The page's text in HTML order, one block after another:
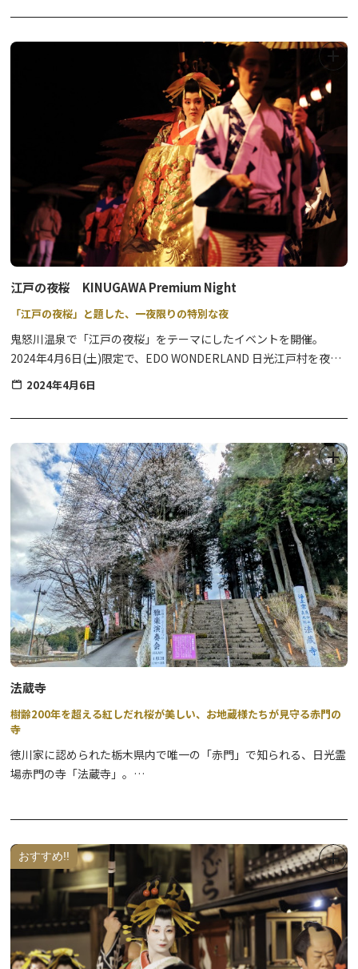
の機会にぜひお立ち寄りください。
きぬ姫飾り展示(つるし雛)
場所：鬼怒川・川治温泉観光情報センター
◆ご宿泊のお客様限定◆お雛さま及びつるし雛展示
期間：2026年2月1日～3月3日
場所：鬼怒川温泉 参加のホテル、旅館
※参加ホテル・旅館では、つるし雛やお雛様を展示し、ご宿泊のお
客様をお迎えいたします。
江戸の夜桜 KINUGAWA Premium Night
「江戸の夜桜」と題した、一夜限りの特別な夜
鬼怒川温泉で「江戸の夜桜」をテーマにしたイベントを開催。
2024年4月6日(土)限定で、EDO WONDERLAND 日光江戸村を夜間
特別に開村します。
WONDERLAND では武家文化を体験してみませんか。
※夜間のEDO WONDERLAND入村には、特別チケットが必要で
す。(通常の一日券ではご入村いただけません）
2024年4月6日
法蔵寺
樹齢200年を超える紅しだれ桜が美しい、お地蔵様たちが見守る赤門の
寺
徳川家に認められた栃木県内で唯一の「赤門」で知られる、日光霊
場赤門の寺「法蔵寺」。
写経や写仏、念仏、瞑想が体験できますので、非日常体験としてい
かがですか？
※詳細は直接お寺までお問い合わせください。
おすすめ!!